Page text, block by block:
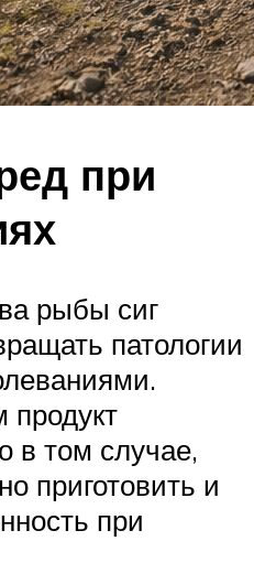
при
рыбы сиг
патологии
в том случае,
приготовить и
при